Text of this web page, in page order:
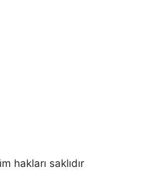
hakları saklıdır